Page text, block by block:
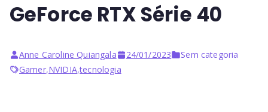
&
GeForce RTX Série 40
Anne Caroline Quiangala 24/01/2023
Sem categoria
Gamer,NVIDIA,tecnologia